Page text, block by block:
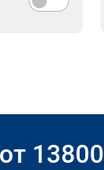
13800